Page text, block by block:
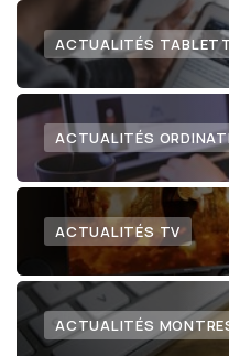
ACTUALITÉS
ACTUALITÉS
ACTUALITÉS TV
ACTUALITÉS